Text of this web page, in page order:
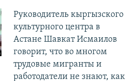
​Руководитель кыргызского
культурного центра в
Астане Шавкат Исмаилов
говорит, что во многом
трудовые мигранты и
работодатели не знают, как